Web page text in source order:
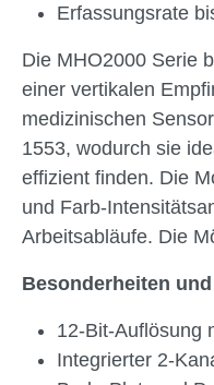
Erfassungsrate
Die MHO2000 Serie
einer vertikalen
medizinischen
1553, wodurch sie
effizient finden. Die
und Farb-
Arbeitsabläufe. Die
Besonderheiten
12-Bit-Auflösung
Integrierter 2-